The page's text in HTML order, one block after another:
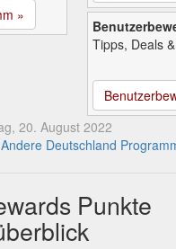
»
Tipps, Deals
20. August 2022
Andere Deutschland
Punkte